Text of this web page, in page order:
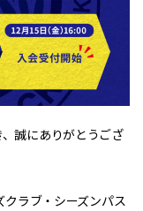
誠にありがとうござ
ラブ・シーズンパス